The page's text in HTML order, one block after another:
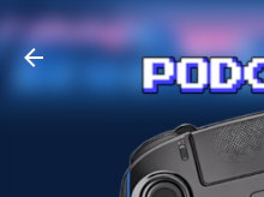
Przejdź do